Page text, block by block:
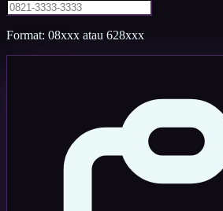
Format: 08xxx atau 628xxx